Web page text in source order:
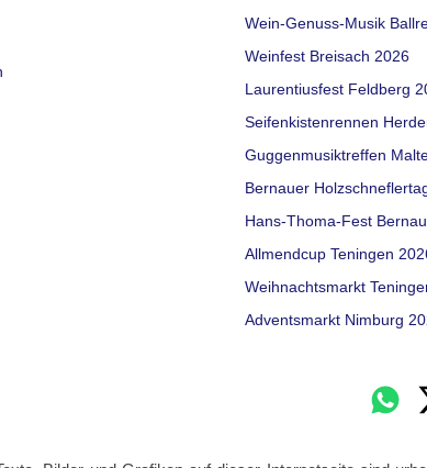
Wein-Genuss-Musik
Weinfest Breisach 2026
Laurentiusfest Feldberg
Seifenkistenrennen
Guggenmusiktreffen
Bernauer
Hans-Thoma-Fest
Allmendcup Teningen
Weihnachtsmarkt
Adventsmarkt Nimburg